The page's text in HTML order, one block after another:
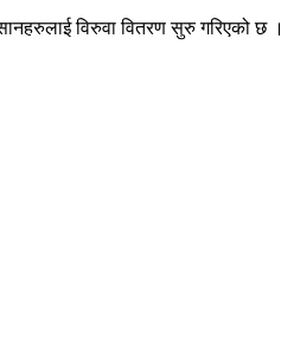
विरुवा वितरण सुरु गरिएको छ ।